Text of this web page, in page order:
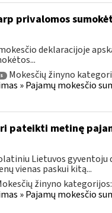
privalomos
deklaracijoje
Mokesčių žinyno
» Pajamų mokesčio
pateikti metinę
Lietuvos gyventoju
vienas paskui kitą...
žinyno kategorijos:
» Pajamų mokesčio